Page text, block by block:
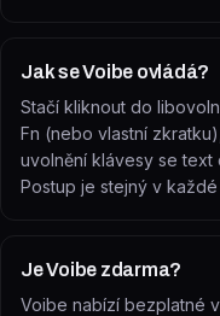
Jak se Voibe ovládá?
Stačí kliknout do
Fn (nebo vlastní
uvolnění klávesy se text
Postup je stejný v každé
Je Voibe zdarma?
Voibe nabízí bezplatné